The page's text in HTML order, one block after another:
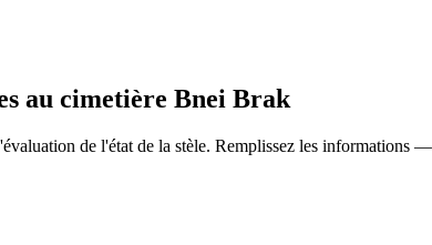
au cimetière Bnei Brak
de l'état de la stèle. Remplissez les informations